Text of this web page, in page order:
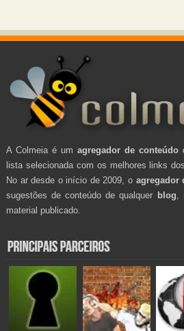
A Colmeia é um agregador de conteúdo
lista selecionada com os melhores links
No ar desde o início de 2009, o agregador
sugestões de conteúdo de qualquer blog
material publicado.